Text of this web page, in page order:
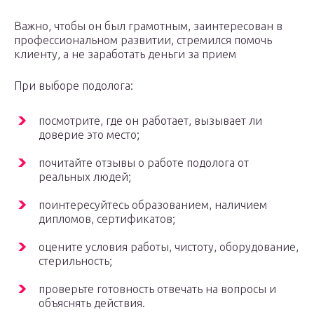
Важно, чтобы он был грамотным, заинтересован в
профессиональном развитии, стремился помочь
клиенту, а не заработать деньги за прием
При выборе подолога:
посмотрите, где он работает, вызывает ли
доверие это место;
почитайте отзывы о работе подолога от
реальных людей;
поинтересуйтесь образованием, наличием
дипломов, сертификатов;
оцените условия работы, чистоту, оборудование,
стерильность;
проверьте готовность отвечать на вопросы и
объяснять действия.